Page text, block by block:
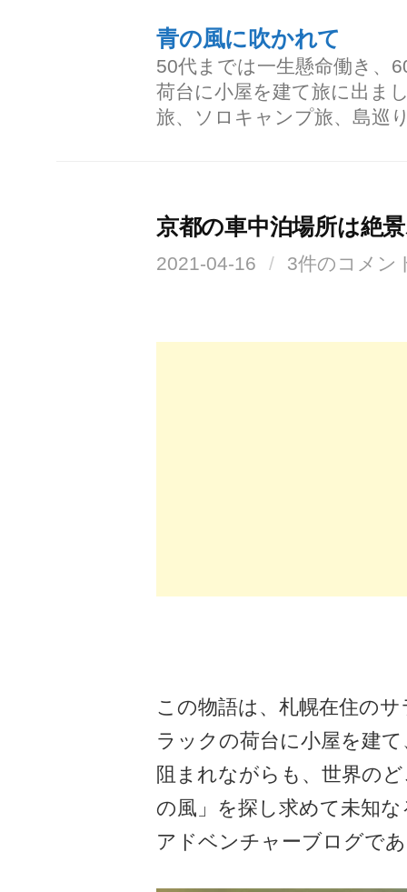
青の風に吹かれて
50代までは一生懸命働き、
荷台に小屋を建て旅に出ま
旅、ソロキャンプ旅、島巡
京都の車中泊場所は絶
2021-04-16 / 3件のコメン
この物語は、札幌在住の
ラックの荷台に小屋を建
阻まれながらも、世界の
の風」を探し求めて未知
アドベンチャーブログで